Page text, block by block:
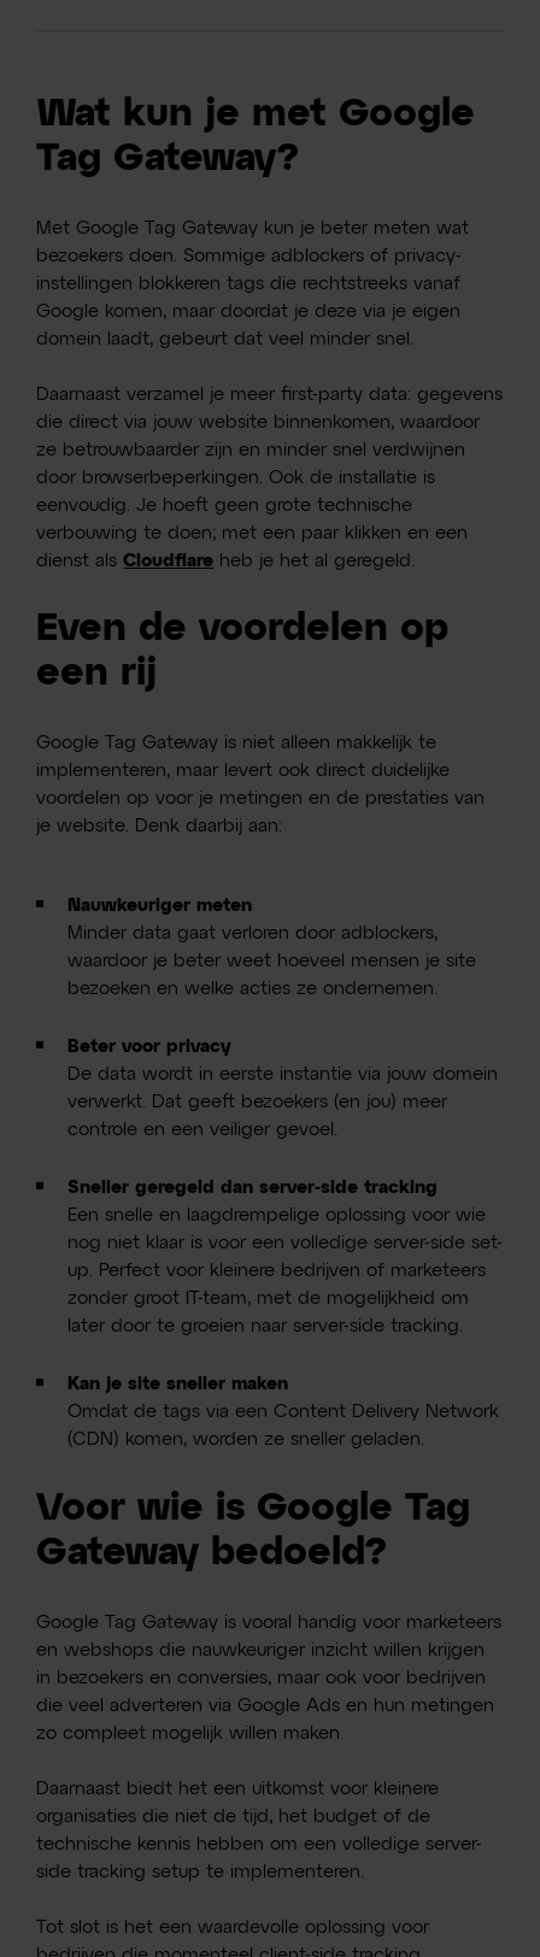
Wat kun je met Google
Tag Gateway?
Met Google Tag Gateway kun je beter meten wat
bezoekers doen. Sommige adblockers of privacy-
instellingen blokkeren tags die rechtstreeks vanaf
Google komen, maar doordat je deze via je eigen
domein laadt, gebeurt dat veel minder snel.
Daarnaast verzamel je meer first-party data: gegevens
die direct via jouw website binnenkomen, waardoor
ze betrouwbaarder zijn en minder snel verdwijnen
door browserbeperkingen. Ook de installatie is
eenvoudig. Je hoeft geen grote technische
verbouwing te doen; met een paar klikken en een
dienst alsCloudflare heb je het al geregeld.
Even de voordelen op
een rij
Google Tag Gateway is niet alleen makkelijk te
implementeren, maar levert ook direct duidelijke
voordelen op voor je metingen en de prestaties van
je website. Denk daarbij aan:
Nauwkeuriger meten
Minder data gaat verloren door adblockers,
waardoor je beter weet hoeveel mensen je site
bezoeken en welke acties ze ondernemen.
Beter voor privacy
De data wordt in eerste instantie via jouw domein
verwerkt. Dat geeft bezoekers (en jou) meer
controle en een veiliger gevoel.
Sneller geregeld dan server-side tracking
Een snelle en laagdrempelige oplossing voor wie
nog niet klaar is voor een volledige server-side set-
up. Perfect voor kleinere bedrijven of marketeers
zonder groot IT-team, met de mogelijkheid om
later door te groeien naar server-side tracking.
Kan je site sneller maken
Omdat de tags via een Content Delivery Network
(CDN) komen, worden ze sneller geladen.
Voor wie is Google Tag
Gateway bedoeld?
Google Tag Gateway is vooral handig voor marketeers
en webshops die nauwkeuriger inzicht willen krijgen
in bezoekers en conversies, maar ook voor bedrijven
die veel adverteren via Google Ads en hun metingen
zo compleet mogelijk willen maken.
Daarnaast biedt het een uitkomst voor kleinere
organisaties die niet de tijd, het budget of de
technische kennis hebben om een volledige server-
side tracking setup te implementeren.
Tot slot is het een waardevolle oplossing voor